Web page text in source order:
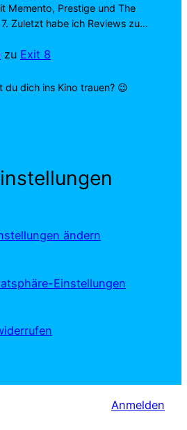
Memento, Prestige und The
Zuletzt habe ich Reviews zu…
zu Exit 8
du dich ins Kino trauen? 😉
ändern
Einstellungen
Anmelden